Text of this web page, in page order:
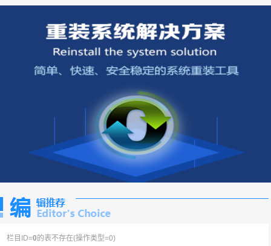
栏目ID=0的表不存在(操作类型=0)